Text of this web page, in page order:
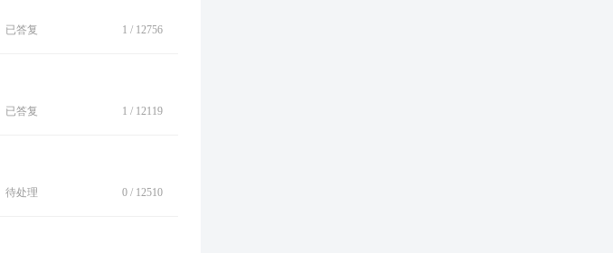
已答复 1 / 12756
已答复 1 / 12119
待处理 0 / 12510